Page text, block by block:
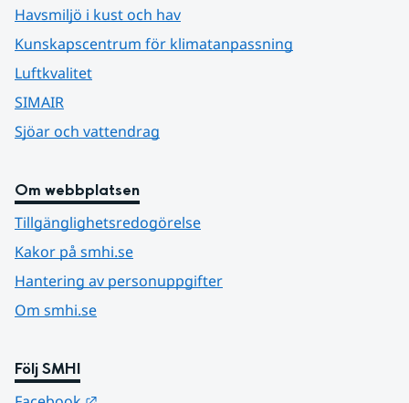
Havsmiljö i kust och hav
Kunskapscentrum för klimatanpassning
Luftkvalitet
SIMAIR
Sjöar och vattendrag
Om webbplatsen
Tillgänglighetsredogörelse
Kakor på smhi.se
Hantering av personuppgifter
Om smhi.se
Följ SMHI